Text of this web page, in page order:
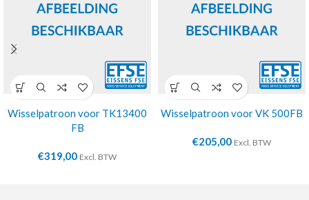
Wisselpatroon voor TK13400
FB
€319,00 Excl. BTW
Wisselpatroon voor VK 500FB
€205,00 Excl. BTW